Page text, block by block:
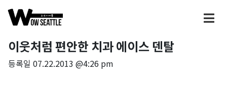
이웃처럼 편안한 치과 에이스 덴탈
등록일 07.22.2013 @4:26 pm